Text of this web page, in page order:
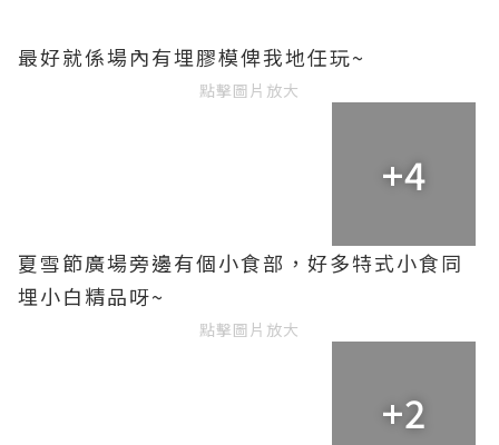
最好就係場內有埋膠模俾我地任玩~
點擊圖片放大
+4
夏雪節廣場旁邊有個小食部 ，好多特式小食同
埋小白精品呀~
點擊圖片放大
+2